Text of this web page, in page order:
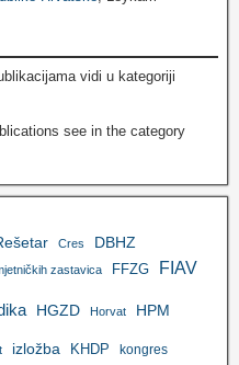
vidi u kategoriji
see in the category
Cres DBHZ
zastavica FFZG FIAV
HGZD Horvat HPM
izložba KHDP kongres